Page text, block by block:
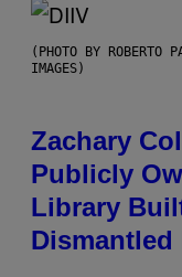
(PHOTO BY ROBERTO
IMAGES)
Zachary
Publicly
Library
Dismantled